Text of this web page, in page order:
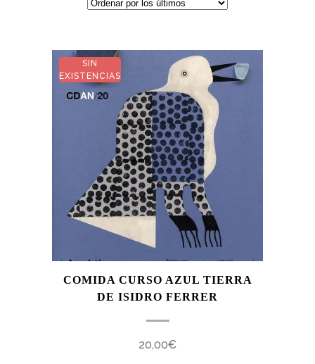
SIN
EXISTENCIAS
COMIDA CURSO AZUL TIERRA
DE ISIDRO FERRER
20,00€